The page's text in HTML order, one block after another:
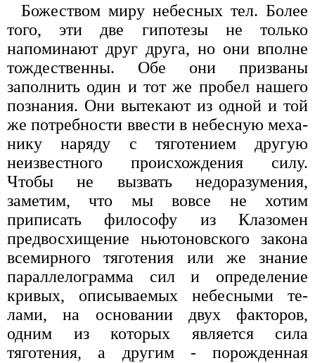
Божеством миру небесных тел. Более
того, эти две гипотезы не только
напоминают друг друга, но они вполне
тождественны. Обе они призваны
заполнить один и тот же пробел нашего
познания. Они вытекают из одной и той
же потребности ввести в небесную меха­
нику наряду с тяготением другую
неизвестного про­исхождения силу.
Чтобы не вызвать недоразумения,
заметим, что мы вовсе не хотим
приписать философу из Клазомен
предвосхищение ньютоновского закона
всемирного тяготения или же знание
параллелограмма сил и определение
кривых, описываемых небесными те­
лами, на основании двух факторов,
одним из которых является сила
тяготения, а другим - порожденная